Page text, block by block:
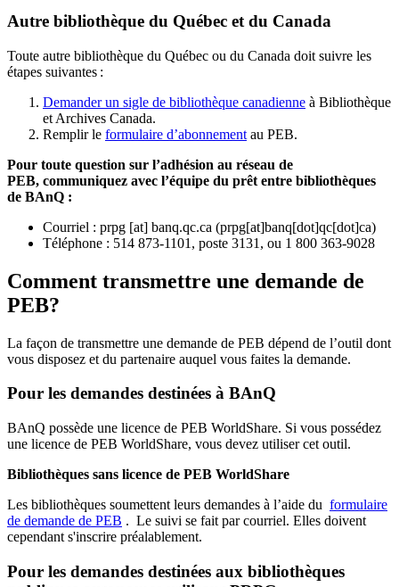
Autre bibliothèque du Québec et du Canada
Toute autre bibliothèque du Québec ou du Canada doit suivre les
étapes suivantes :
Demander un sigle de bibliothèque canadienne à Bibliothèque
et Archives Canada.
Remplir le formulaire d’abonnement au PEB.
Pour toute question sur l’adhésion au réseau de
PEB, communiquez avec l’équipe du prêt entre bibliothèques
de BAnQ :
Courriel : prpg [at] banq.qc.ca (prpg[at]banq[dot]qc[dot]ca)
Téléphone : 514 873-1101, poste 3131, ou 1 800 363-9028
Comment transmettre une demande de
PEB?
La façon de transmettre une demande de PEB dépend de l’outil dont
vous disposez et du partenaire auquel vous faites la demande.
Pour les demandes destinées à BAnQ
BAnQ possède une licence de PEB WorldShare. Si vous possédez
une licence de PEB WorldShare, vous devez utiliser cet outil.
Bibliothèques sans licence de PEB WorldShare
Les bibliothèques soumettent leurs demandes à l’aide du formulaire
de demande de PEB . Le suivi se fait par courriel. Elles doivent
cependant s'inscrire préalablement.
Pour les demandes destinées aux bibliothèques